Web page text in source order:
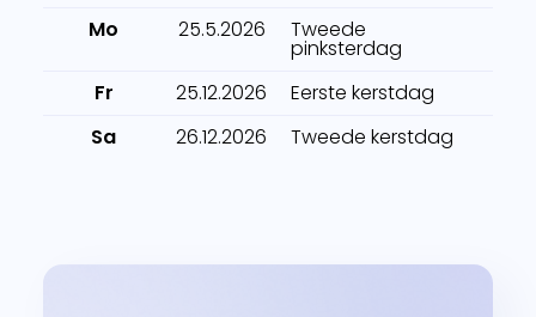
Mo
25.5.2026 Tweede
pinksterdag
Fr
25.12.2026
Eerste kerstdag
Sa
26.12.2026 Tweede kerstdag